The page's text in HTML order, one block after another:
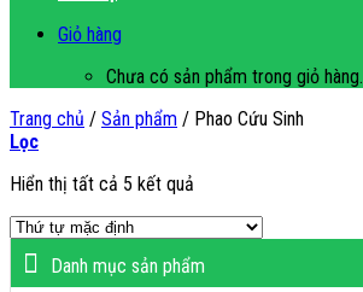
Giỏ hàng
Chưa có sản phẩm trong giỏ hàng.
Trang chủ / Sản phẩm / Phao Cứu Sinh
Lọc
Hiển thị tất cả 5 kết quả
Danh mục sản phẩm